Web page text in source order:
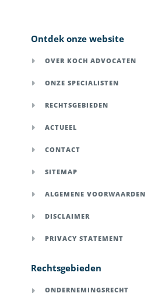
Ontdek onze website
OVER KOCH ADVOCATEN
ONZE SPECIALISTEN
RECHTSGEBIEDEN
ACTUEEL
CONTACT
SITEMAP
ALGEMENE VOORWAARDEN
DISCLAIMER
PRIVACY STATEMENT
Rechtsgebieden
ONDERNEMINGSRECHT